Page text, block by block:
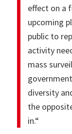
effect on a
upcoming
public to
activity
mass
diversity
the
in.“